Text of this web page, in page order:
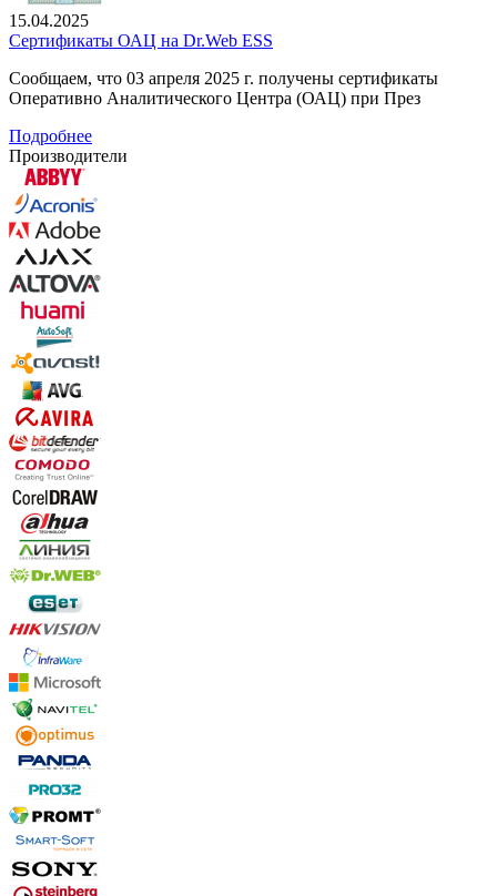
15.04.2025
Сертификаты ОАЦ на Dr.Web ESS
Сообщаем, что 03 апреля 2025 г. получены сертификаты
Оперативно Аналитического Центра (ОАЦ) при През
Подробнее
Производители